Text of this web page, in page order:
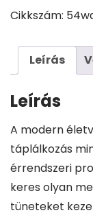
Cikkszám:
Leírás
Leírás
A modern
táplálkozás
érrendszeri
keres olyan
tüneteket